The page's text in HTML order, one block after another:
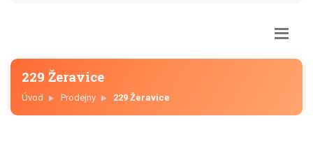
229 Žeravice
Úvod Prodejny 229 Žeravice